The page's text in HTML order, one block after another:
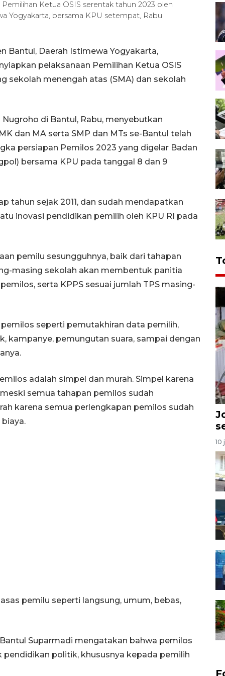
Ketua OSIS serentak tahun 2023 oleh
Yogyakarta, bersama KPU setempat, Rabu
Bantul, Daerah Istimewa Yogyakarta,
pelaksanaan Pemilihan Ketua OSIS
sekolah menengah atas (SMA) dan sekolah
di Bantul, Rabu, menyebutkan
dan MA serta SMP dan MTs se-Bantul telah
persiapan Pemilos 2023 yang digelar Badan
bersama KPU pada tanggal 8 dan 9
tahun sejak 2011, dan sudah mendapatkan
inovasi pendidikan pemilih oleh KPU RI pada
pemilu sesungguhnya, baik dari tahapan
masing sekolah akan membentuk panitia
serta KPPS sesuai jumlah TPS masing-
seperti pemutakhiran data pemilih,
kampanye, pemungutan suara, sampai dengan
adalah simpel dan murah. Simpel karena
semua tahapan pemilos sudah
karena semua perlengkapan pemilos sudah
pemilu seperti langsung, umum, bebas,
Suparmadi mengatakan bahwa pemilos
politik, khususnya kepada pemilih
10